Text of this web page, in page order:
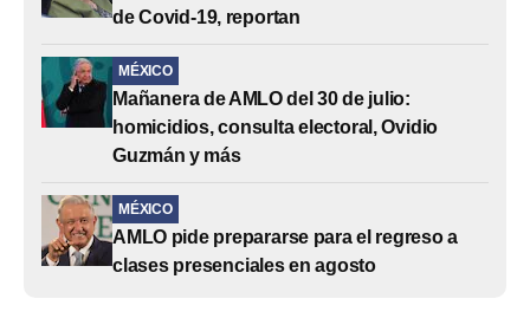
de Covid-19, reportan
MÉXICO
Mañanera de AMLO del 30 de julio:
homicidios, consulta electoral, Ovidio
Guzmán y más
MÉXICO
AMLO pide prepararse para el regreso a
clases presenciales en agosto